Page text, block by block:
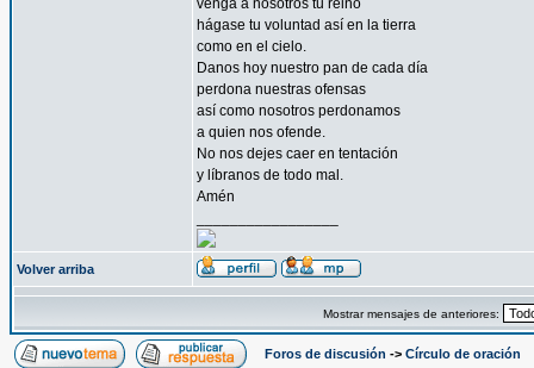
venga a nosotros tu reino
hágase tu voluntad así en la tierra
como en el cielo.
Danos hoy nuestro pan de cada día
perdona nuestras ofensas
así como nosotros perdonamos
a quien nos ofende.
No nos dejes caer en tentación
y líbranos de todo mal.
Amén
Volver arriba
Mostrar mensajes de anteriores:
Foros de discusión -> Círculo de oración